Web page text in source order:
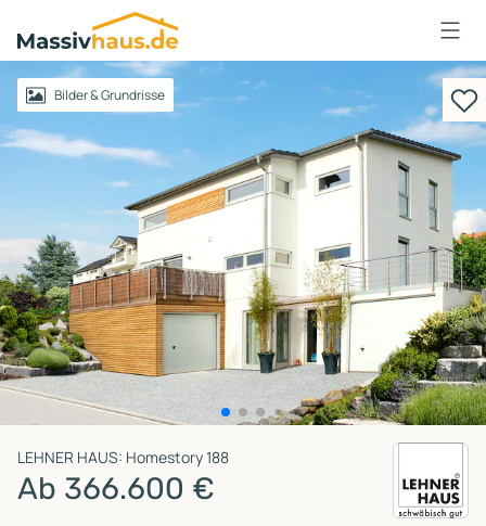
Massivhaus
Logo
AnmeldenBilder & Grundrisse
LEHNER HAUS: Homestory 188
Ab 366.600 €